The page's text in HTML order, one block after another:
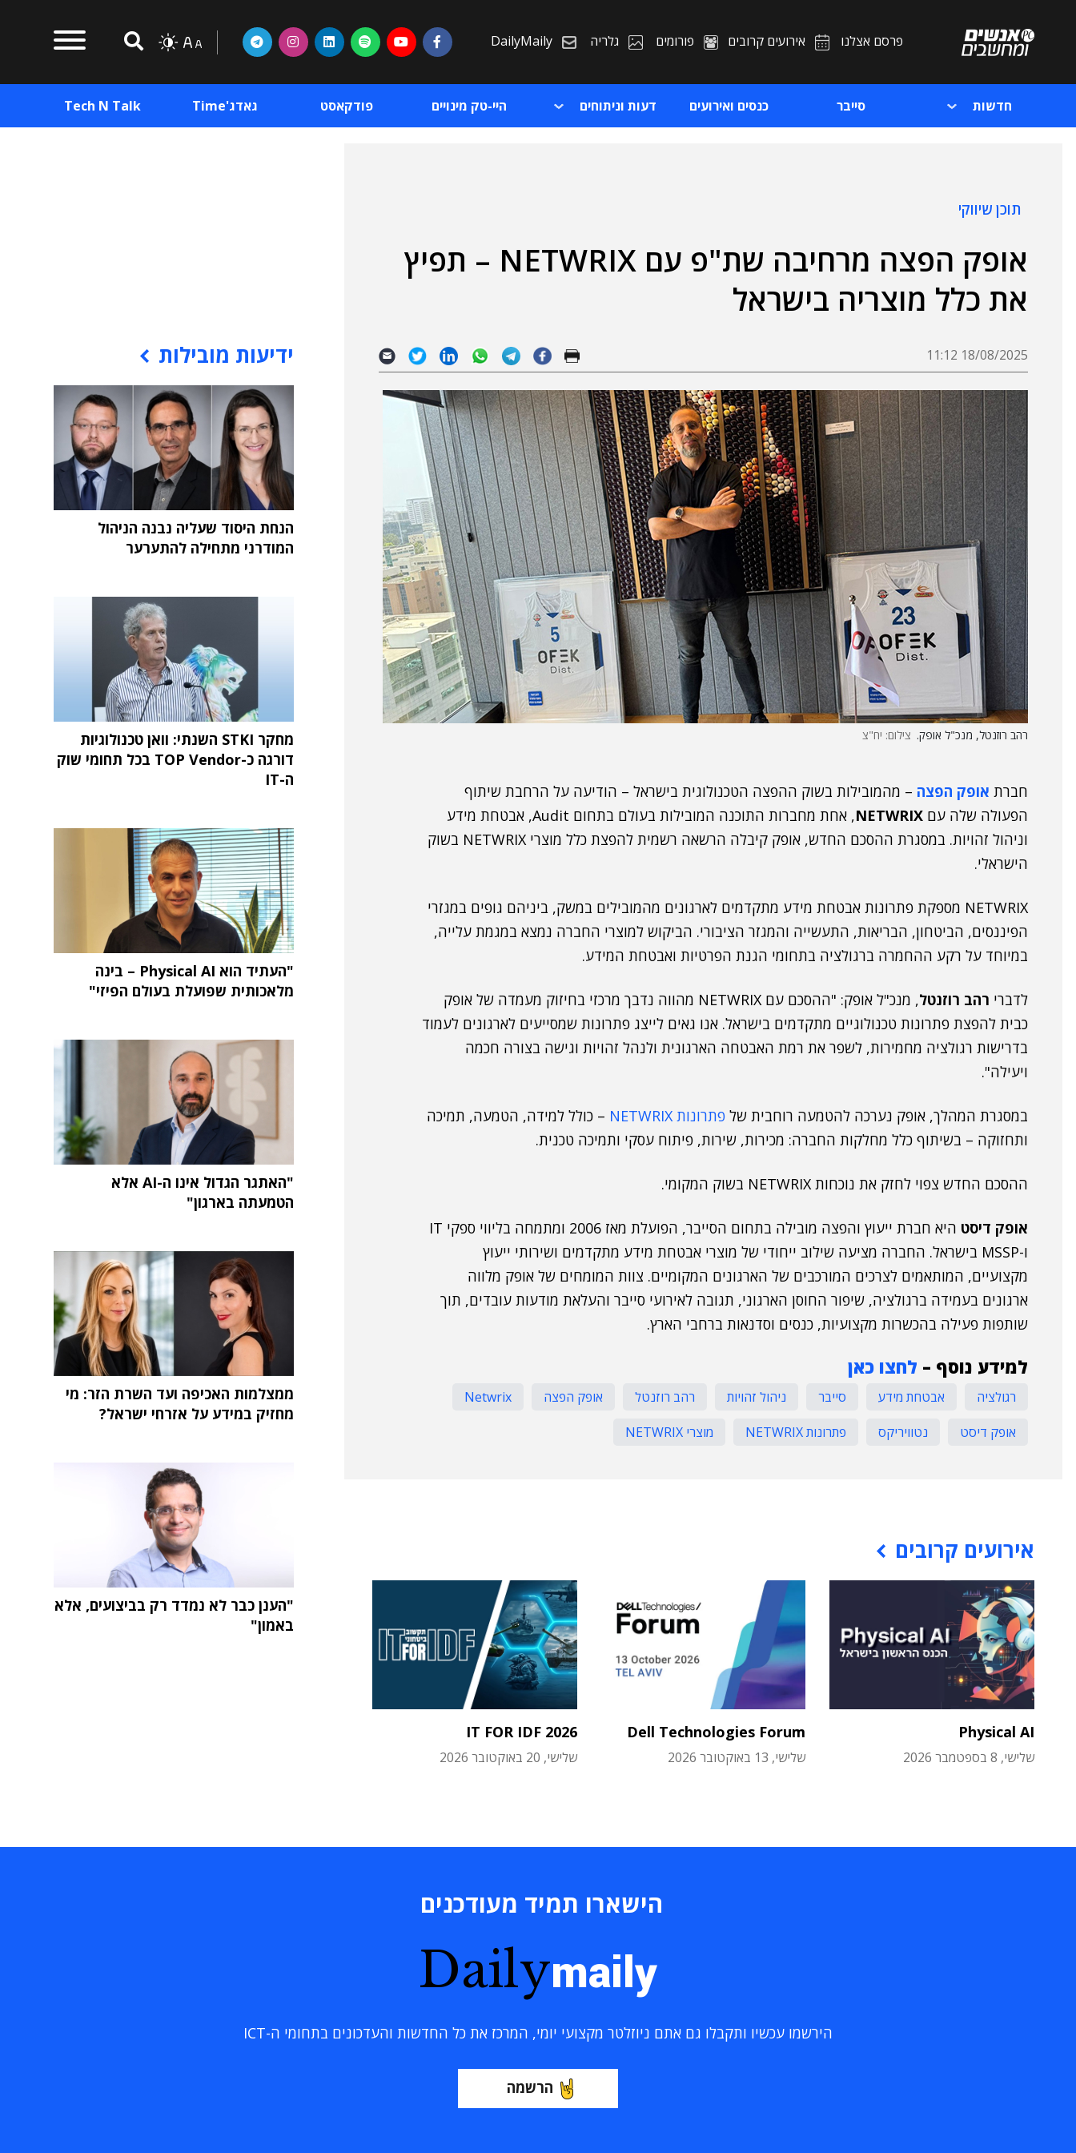
פרסם אצלנו אירועים קרובים פורומים גלריה DailyMaily
חדשות סייבר כנסים ואירועים דעות וניתוחים היי-טק מינויים פודקאסט גאדג'Time Tech N Talk
תוכן שיווקי
אופק הפצה מרחיבה שת"פ עם NETWRIX – תפיץ
את כלל מוצריה בישראל
18/08/2025 11:12
רהב רוזנטל, מנכ"ל אופק. צילום: יח"צ
חברת אופק הפצה – מהמובילות בשוק ההפצה הטכנולוגית בישראל – הודיעה על הרחבת שיתוף
הפעולה שלה עם NETWRIX
, אחת מחברות התוכנה המובילות בעולם בתחום Audit, אבטחת מידע
וניהול זהויות. במסגרת ההסכם החדש, אופק קיבלה הרשאה רשמית להפצת כלל מוצרי NETWRIX בשוק
הישראלי.
NETWRIX מספקת פתרונות אבטחת מידע מתקדמים לארגונים מהמובילים במשק, ביניהם גופים במגזרי
הפיננסים, הביטחון, הבריאות, התעשייה והמגזר הציבורי. הביקוש למוצרי החברה נמצא במגמת עלייה,
במיוחד על רקע ההחמרה ברגולציה בתחומי הגנת הפרטיות ואבטחת המידע.
לדברי רהב רוזנטל
, מנכ"ל אופק: "ההסכם עם NETWRIX מהווה נדבך מרכזי בחיזוק מעמדה של אופק
כבית להפצת פתרונות טכנולוגיים מתקדמים בישראל. אנו גאים לייצג פתרונות שמסייעים לארגונים לעמוד
בדרישות רגולציה מחמירות, לשפר את רמת האבטחה הארגונית ולנהל זהויות וגישה בצורה חכמה
ויעילה".
במסגרת המהלך, אופק נערכה להטמעה רוחבית של פתרונות NETWRIX
– כולל למידה, הטמעה, תמיכה
ותחזוקה – בשיתוף כלל מחלקות החברה: מכירות, שירות, פיתוח עסקי ותמיכה טכנית.
ההסכם החדש צפוי לחזק את נוכחות NETWRIX בשוק המקומי.
אופק דיסט
היא חברת ייעוץ והפצה מובילה בתחום הסייבר, הפועלת מאז 2006 ומתמחה בליווי ספקי IT
ו-MSSP בישראל. החברה מציעה שילוב ייחודי של מוצרי אבטחת מידע מתקדמים ושירותי ייעוץ
מקצועיים, המותאמים לצרכים המורכבים של הארגונים המקומיים. צוות המומחים של אופק מלווה
ארגונים בעמידה ברגולציה, שיפור החוסן הארגוני, תגובה לאירועי סייבר והעלאת מודעות עובדים, תוך
שותפות פעילה בהכשרות מקצועיות, כנסים וסדנאות ברחבי הארץ.
למידע נוסף – לחצו כאן
רגולציה אבטחת מידע סייבר ניהול זהויות רהב רוזנטל אופק הפצה
Netwrix
אופק דיסט
נטוויריקס פתרונות NETWRIX מוצרי NETWRIX
אירועים קרובים
Physical AI
שלישי, 8 בספטמבר 2026
Dell Technologies Forum
שלישי, 13 באוקטובר 2026
IT FOR IDF 2026
שלישי, 20 באוקטובר 2026
ידיעות מובילות
הנחת היסוד שעליה נבנה הניהול
המודרני מתחילה להתערער
מחקר STKI השנתי: וואן טכנולוגיות
דורגה כ-TOP Vendor בכל תחומי שוק
ה-IT
"העתיד הוא Physical AI – בינה
מלאכותית שפועלת בעולם הפיזי"
"האתגר הגדול אינו ה-AI אלא
הטמעתה בארגון"
ממצלמות האכיפה ועד השרת הזר: מי
מחזיק במידע על אזרחי ישראל?
"הענן כבר לא נמדד רק בביצועים, אלא
באמון"
הישארו תמיד מעודכנים
Dailymaily
הירשמו עכשיו ותקבלו גם אתם ניוזלטר מקצועי יומי, המרכז את כל החדשות והעדכונים בתחומי ה-ICT
הרשמה